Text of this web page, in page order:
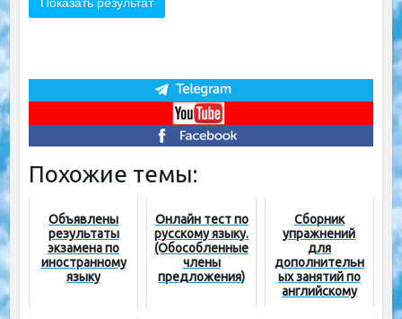
Похожие темы:
Объявлены
результаты
экзамена по
иностранному
языку
Онлайн тест по
русскому языку.
(Обособленные
члены
предложения)
Сборник
упражнений
для
дополнительн
ых занятий по
английскому